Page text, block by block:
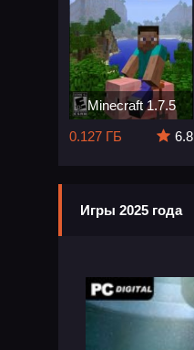
Minecraft 1.7.5
0.127 ГБ
6.8
Игры 2025 года